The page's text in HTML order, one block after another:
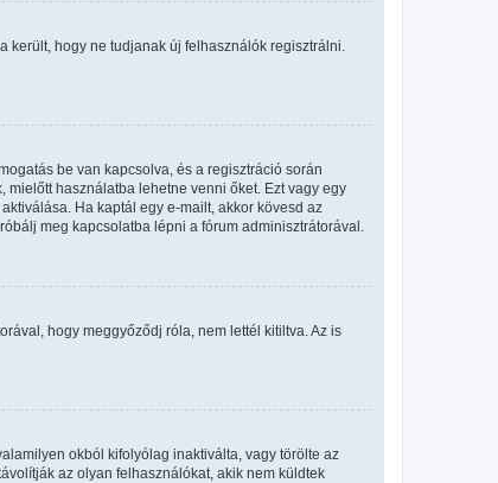
hogy ne tudjanak új felhasználók regisztrálni.
be van kapcsolva, és a regisztráció során
használatba lehetne venni őket. Ezt vagy egy
Ha kaptál egy e-mailt, akkor kövesd az
meg kapcsolatba lépni a fórum adminisztrátorával.
hogy meggyőződj róla, nem lettél kitiltva. Az is
okból kifolyólag inaktiválta, vagy törölte az
az olyan felhasználókat, akik nem küldtek